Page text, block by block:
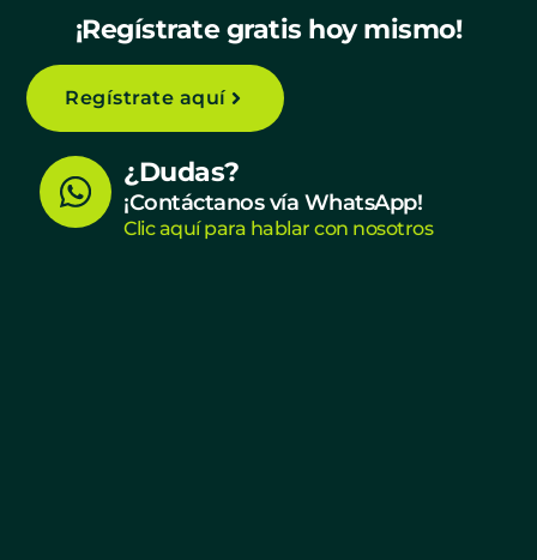
¡Regístrate gratis hoy mismo!
Regístrate aquí
W
h
¿Dudas?
¡Contáctanos vía WhatsApp!
Clic aquí para hablar con nosotros